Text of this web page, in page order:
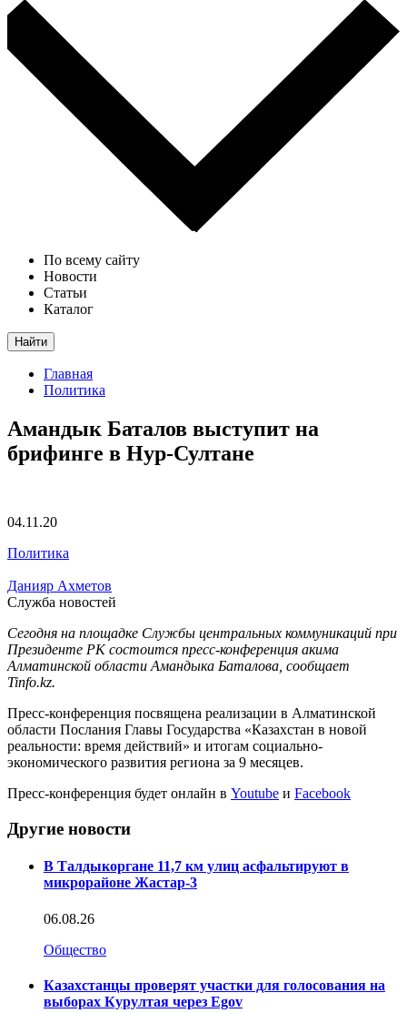
По всему сайту
Новости
Статьи
Каталог
Найти
Главная
Политика
Амандык Баталов выступит на
брифинге в Нур-Султане
04.11.20
Политика
Данияр Ахметов
Служба новостей
Сегодня на площадке Службы центральных коммуникаций при
Президенте РК состоится пресс-конференция акима
Алматинской области Амандыка Баталова, сообщает
Tinfo.kz.
Пресс-конференция посвящена реализации в Алматинской
области Послания Главы Государства «Казахстан в новой
реальности: время действий» и итогам социально-
экономического развития региона за 9 месяцев.
Пресс-конференция будет онлайн в Youtube и Facebook
Другие новости
В Талдыкоргане 11,7 км улиц асфальтируют в
микрорайоне Жастар-3
06.08.26
Общество
Казахстанцы проверят участки для голосования на
выборах Курултая через Egov